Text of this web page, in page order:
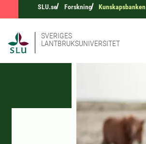
SLU.se Forskning Kunskapsbanken
SVERIGES
LANTBRUKSUNIVERSITET